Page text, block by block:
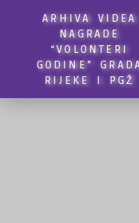
ARHIVA VIDEA
NAGRADE
“VOLONTERI
GODINE”
RIJEKE I PGŽ